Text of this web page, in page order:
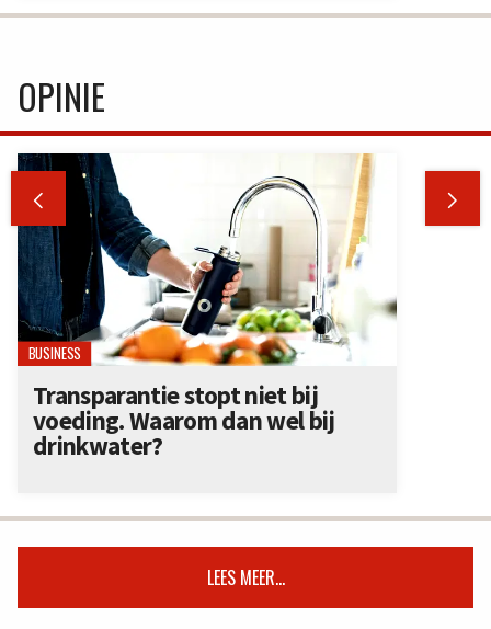
OPINIE
 
BUSINESS
Transparantie stopt niet bij
voeding. Waarom dan wel bij
drinkwater?
LEES MEER...